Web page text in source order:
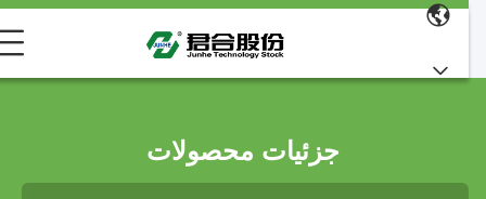
جزئیات محصولات